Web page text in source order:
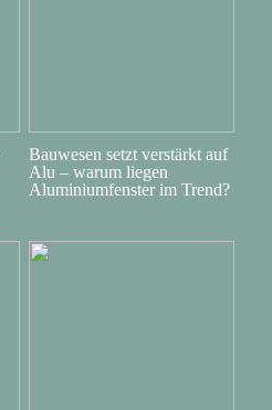
Bauwesen setzt verstärkt auf
Alu – warum liegen
Aluminiumfenster im Trend?